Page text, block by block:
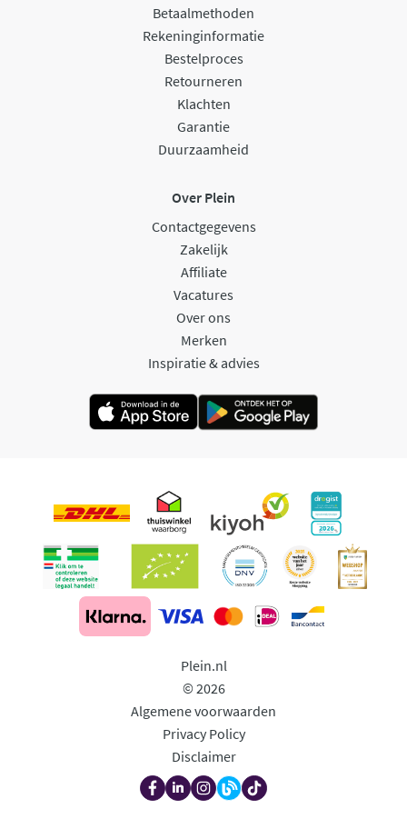
Betaalmethoden
Rekeninginformatie
Bestelproces
Retourneren
Klachten
Garantie
Duurzaamheid
Over Plein
Contactgegevens
Zakelijk
Affiliate
Vacatures
Over ons
Merken
Inspiratie & advies
Plein.nl
© 2026
Algemene voorwaarden
Privacy Policy
Disclaimer